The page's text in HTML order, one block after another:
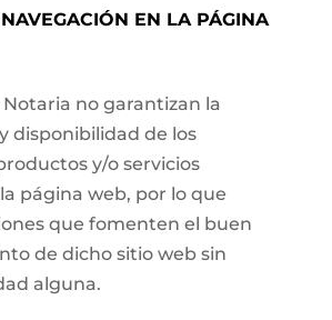
EN LA PÁGINA
Notaria no garantizan la
disponibilidad de los
y/o servicios
página web, por lo que
que fomenten el buen
de dicho sitio web sin
alguna.